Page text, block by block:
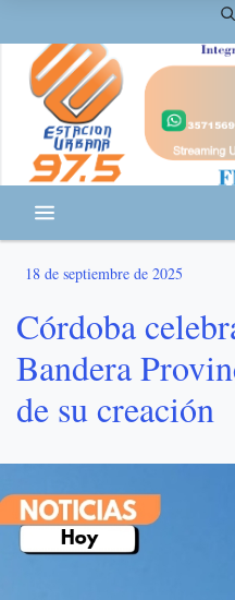
18 de septiembre de 2025
Córdoba
Bandera
de su creación